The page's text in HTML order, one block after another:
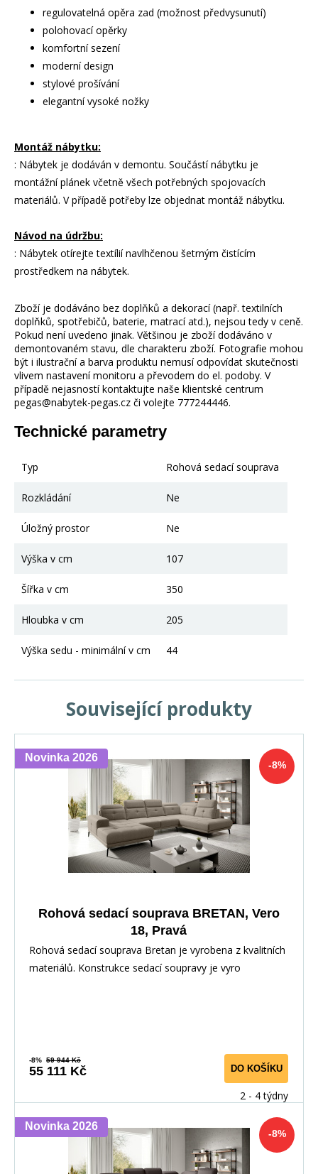
regulovatelná opěra zad (možnost předvysunutí)
polohovací opěrky
komfortní sezení
moderní design
stylové prošívání
elegantní vysoké nožky
Montáž nábytku:
: Nábytek je dodáván v demontu. Součástí nábytku je
montážní plánek včetně všech potřebných spojovacích
materiálů. V případě potřeby lze objednat montáž nábytku.
Návod na údržbu:
: Nábytek otírejte textílií navlhčenou šetrným čistícím
prostředkem na nábytek.
Zboží je dodáváno bez doplňků a dekorací (např. textilních
doplňků, spotřebičů, baterie, matrací atd.), nejsou tedy v ceně.
Pokud není uvedeno jinak. Většinou je zboží dodáváno v
demontovaném stavu, dle charakteru zboží. Fotografie mohou
být i ilustrační a barva produktu nemusí odpovídat skutečnosti
vlivem nastavení monitoru a převodem do el. podoby. V
případě nejasností kontaktujte naše klientské centrum
pegas@nabytek-pegas.cz či volejte 777244446.
Technické parametry
Typ Rohová sedací souprava
Rozkládání Ne
Úložný prostor Ne
Výška v cm 107
Šířka v cm 350
Hloubka v cm 205
Výška sedu - minimální v cm 44
Související produkty
-8%
Novinka 2026
Rohová sedací souprava BRETAN, Vero
18, Pravá
Rohová sedací souprava Bretan je vyrobena z kvalitních
materiálů. Konstrukce sedací soupravy je vyro
-8% 59 944 Kč
55 111 Kč DO KOŠÍKU
2 - 4 týdny
-8%
Novinka 2026